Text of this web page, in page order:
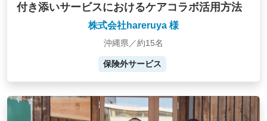
付き添いサービスにおけるケアコラボ活用方法
株式会社hareruya 様
沖縄県／約15名
保険外サービス